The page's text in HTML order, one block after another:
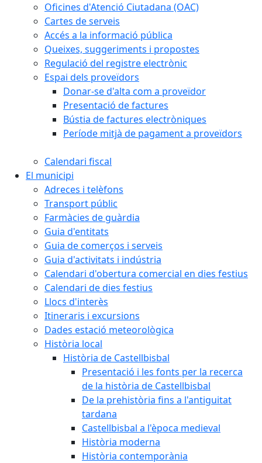
Oficines d'Atenció Ciutadana (OAC)
Cartes de serveis
Accés a la informació pública
Queixes, suggeriments i propostes
Regulació del registre electrònic
Espai dels proveïdors
Donar-se d'alta com a proveïdor
Presentació de factures
Bústia de factures electròniques
Període mitjà de pagament a proveïdors
Calendari fiscal
El municipi
Adreces i telèfons
Transport públic
Farmàcies de guàrdia
Guia d'entitats
Guia de comerços i serveis
Guia d'activitats i indústria
Calendari d'obertura comercial en dies festius
Calendari de dies festius
Llocs d'interès
Itineraris i excursions
Dades estació meteorològica
Història local
Història de Castellbisbal
Presentació i les fonts per la recerca
de la història de Castellbisbal
De la prehistòria fins a l'antiguitat
tardana
Castellbisbal a l'època medieval
Història moderna
Història contemporània